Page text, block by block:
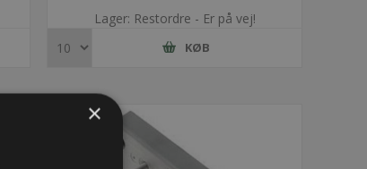
Lager: Restordre - Er på vej!
KØB
×